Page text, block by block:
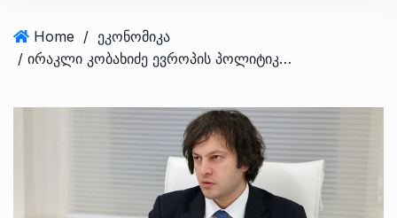
Home / ეკონომიკა
/ ირაკლი კობახიძე ევროპის პოლიტიკური გაერთიანების სამიტში მიიღებს მონაწილეობას